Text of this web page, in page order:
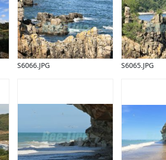
S6066.JPG S6065.JPG